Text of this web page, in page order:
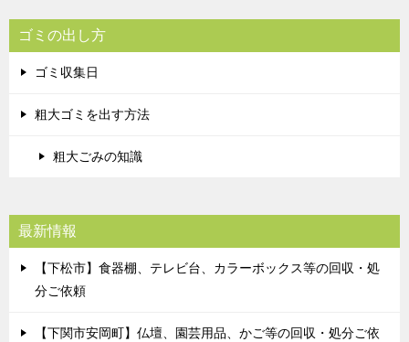
ゴミの出し方
ゴミ収集日
粗大ゴミを出す方法
粗大ごみの知識
最新情報
【下松市】食器棚、テレビ台、カラーボックス等の回収・処
分ご依頼
【下関市安岡町】仏壇、園芸用品、かご等の回収・処分ご依